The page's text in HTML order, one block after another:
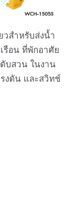
วสำหรับส่งน้ำ
รือน ที่พักอาศัย
บสวน ในงาน
งดัน และสวิทช์